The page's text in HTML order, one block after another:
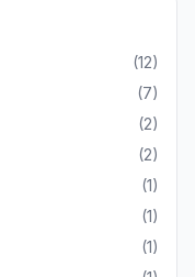
(12)
(7)
(2)
(2)
(1)
(1)
(1)